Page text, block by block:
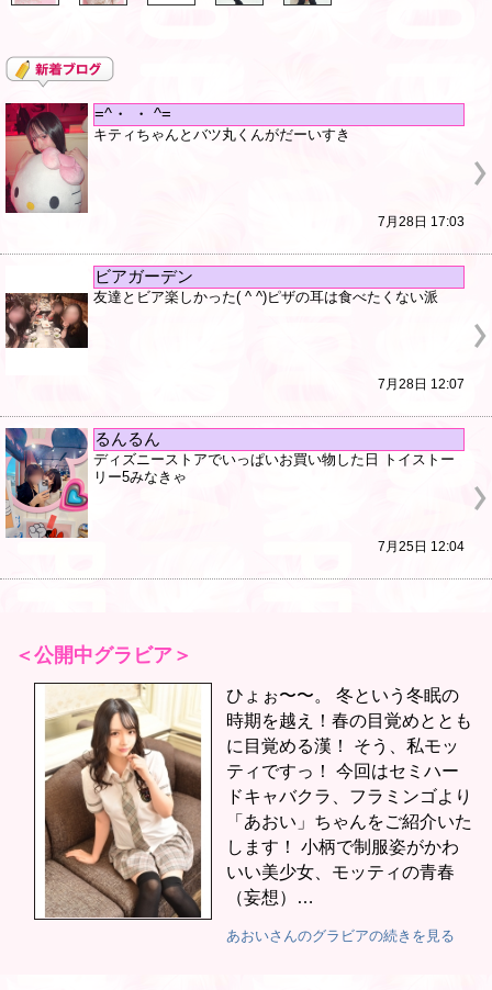
=^・ ・ ^=
キティちゃんとバツ丸くんがだーいすき
7月28日 17:03
ビアガーデン
友達とビア楽しかった( ^ ^)ピザの耳は食べたくない派
7月28日 12:07
るんるん
ディズニーストアでいっぱいお買い物した日 トイストー
リー5みなきゃ
7月25日 12:04
公開中グラビア
ひょぉ〜〜。 冬という冬眠の
時期を越え！春の目覚めととも
に目覚める漢！ そう、私モッ
ティですっ！ 今回はセミハー
ドキャバクラ、フラミンゴより
「あおい」ちゃんをご紹介いた
します！ 小柄で制服姿がかわ
いい美少女、モッティの青春
（妄想）…
あおいさんのグラビアの続きを見る